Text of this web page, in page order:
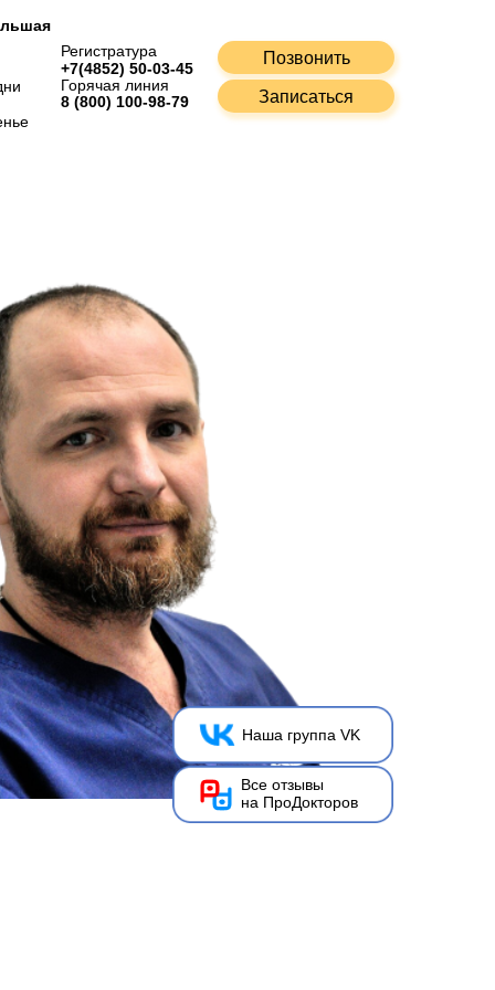
Позвонить
Записаться
Регистратура
+7(4852) 50-03-45
Горячая линия
8 (800) 100-98-79
Наша группа VK
Все отзывы
на ПроДокторов